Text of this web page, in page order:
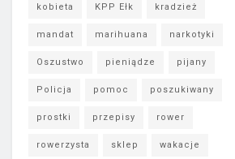
kobieta KPP Ełk kradzież
mandat marihuana narkotyki
Oszustwo pieniądze pijany
Policja pomoc poszukiwany
prostki przepisy rower
rowerzysta sklep wakacje